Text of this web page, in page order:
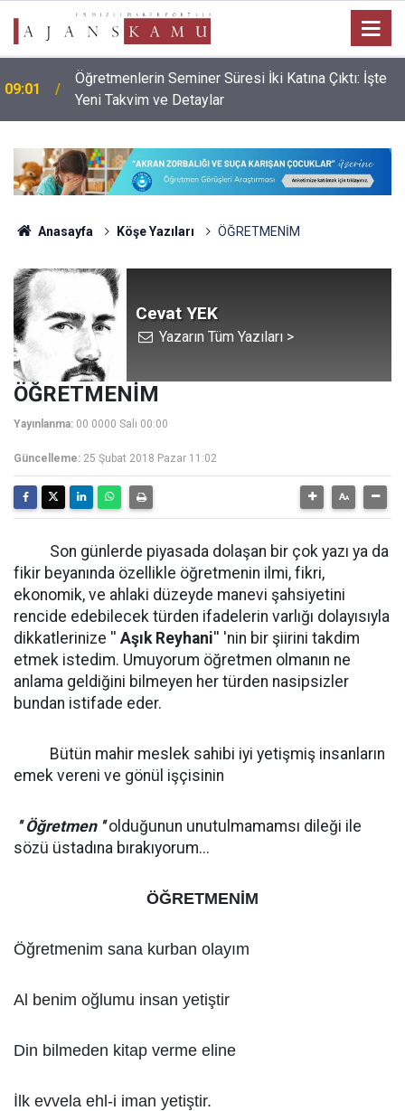
09:01
Öğretmenlerin Seminer Süresi İki Katına Çıktı: İşte
Yeni Takvim ve Detaylar
Anasayfa Köşe Yazıları ÖĞRETMENİM
Cevat YEK
Yazarın Tüm Yazıları >
ÖĞRETMENİM
Yayınlanma: 00 0000 Salı 00:00
Güncelleme: 25 Şubat 2018 Pazar 11:02
Son günlerde piyasada dolaşan bir çok yazı ya da
fikir beyanında özellikle öğretmenin ilmi, fikri,
ekonomik, ve ahlaki düzeyde manevi şahsiyetini
rencide edebilecek türden ifadelerin varlığı dolayısıyla
dikkatlerinize '' Aşık Reyhani'' 'nin bir şiirini takdim
etmek istedim. Umuyorum öğretmen olmanın ne
anlama geldiğini bilmeyen her türden nasipsizler
bundan istifade eder.
Bütün mahir meslek sahibi iyi yetişmiş insanların
emek vereni ve gönül işçisinin
'' Öğretmen ''olduğunun unutulmamamsı dileği ile
sözü üstadına bırakıyorum...
ÖĞRETMENİM
Öğretmenim sana kurban olayım
Al benim oğlumu insan yetiştir
Din bilmeden kitap verme eline
İlk evvela ehl-i iman yetiştir.